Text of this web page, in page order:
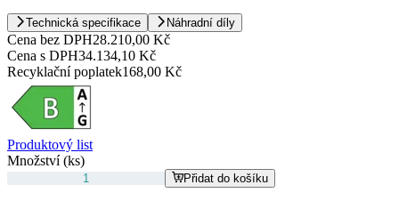
Technická specifikace Náhradní díly
Cena bez DPH28.210,00 Kč
Cena s DPH34.134,10 Kč
Recyklační poplatek168,00 Kč
Produktový list
Množství (ks)
Přidat do košíku